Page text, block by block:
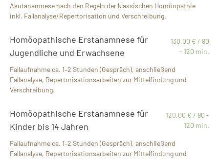
Akutanamnese nach den Regeln der klassischen Homöopathie
inkl. Fallanalyse/Repertorisation und Verschreibung.
Homöopathische Erstanamnese für
Jugendliche und Erwachsene
130,00 € / 90
- 120 min.
Fallaufnahme ca. 1–2 Stunden (Gespräch), anschließend
Fallanalyse, Repertorisationsarbeiten zur Mittelfindung und
Verschreibung.
Homöopathische Erstanamnese für
Kinder bis 14 Jahren
120,00 € / 90 -
120 min.
Fallaufnahme ca. 1–2 Stunden (Gespräch), anschließend
Fallanalyse, Repertorisationsarbeiten zur Mittelfindung und